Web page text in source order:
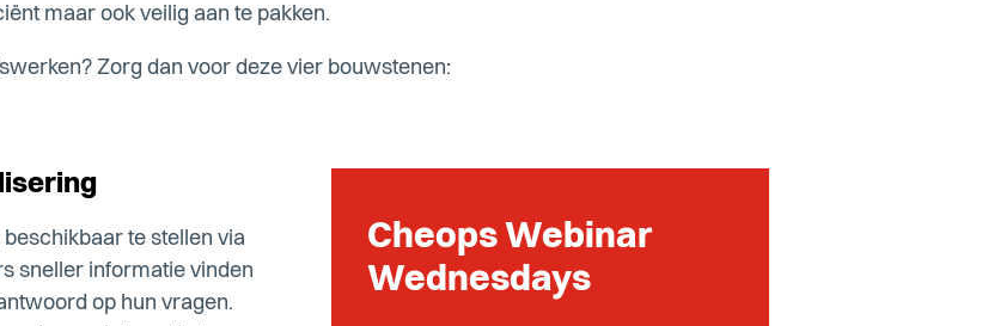
maar ook veilig aan te pakken.
Zorg dan voor deze vier bouwstenen:
te stellen via
sneller informatie vinden
op hun vragen.
Cheops Webinar
Wednesdays